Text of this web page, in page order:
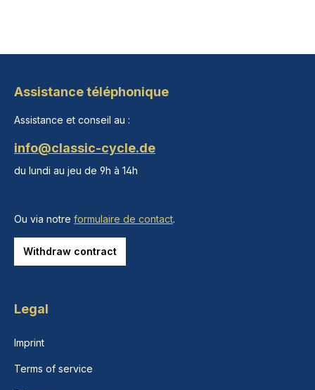
Assistance téléphonique
Assistance et conseil au :
info@classic-cycle.de
du lundi au jeu de 9h à 14h
Ou via notre formulaire de contact.
Withdraw contract
Legal
Imprint
Terms of service